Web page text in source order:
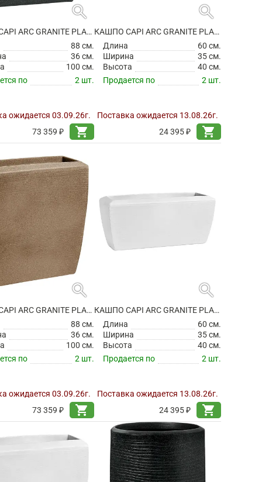
search
КАШПО CAPI ARC GRANITE PLANTER RECTANGLE BLACK
88 см.
36 см.
100 см.
по
2 шт.
ожидается 03.09.26г.
73 359 ₽
shopping_cart
search
КАШПО CAPI ARC GRANITE PLANTER RECTANGLE WARM TAUPE
Длина
60 см.
Ширина
35 см.
Высота
40 см.
Продается по
2 шт.
Поставка ожидается 13.08.26г.
24 395 ₽
shopping_cart
search
КАШПО CAPI ARC GRANITE PLANTER RECTANGLE WARM TAUPE
88 см.
36 см.
100 см.
по
2 шт.
ожидается 03.09.26г.
73 359 ₽
shopping_cart
search
КАШПО CAPI ARC GRANITE PLANTER RECTANGLE WHITE
Длина
60 см.
Ширина
35 см.
Высота
40 см.
Продается по
2 шт.
Поставка ожидается 13.08.26г.
24 395 ₽
shopping_cart